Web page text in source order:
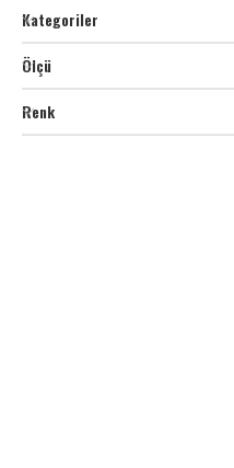
Kategoriler
Ölçü
Renk